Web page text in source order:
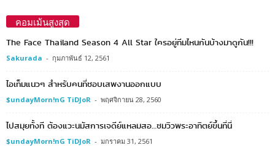
คอมเม้นสูงสุด
The Face Thailand Season 4 All Star ใครอยู่ทีมไหนกันบ้างมาดูกัน!!!
Sakurada - กุมภาพันธ์ 12, 2561
ไอเท็มแนวๆ สำหรับคนที่ชอบเสพงานออกแบบ
$undayMorn!nG TiDJoR - พฤศจิกายน 28, 2560
ไปสมุยทั้งที ต้องแวะนมัสการเจดีย์แหลมสอ…ชมวิวพระอาทิตย์ขึ้นที่นี่
$undayMorn!nG TiDJoR - มกราคม 31, 2561